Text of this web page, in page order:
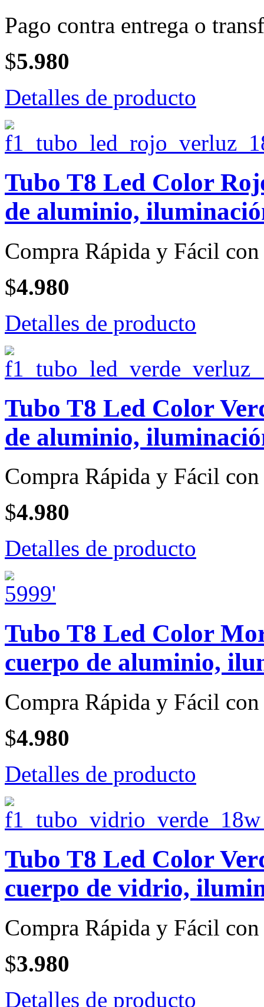
Pago contra entrega o
$5.980
Detalles de producto
Tubo T8 Led Color
de aluminio,
Compra Rápida y Fácil con
$4.980
Detalles de producto
Tubo T8 Led Color
de aluminio,
Compra Rápida y Fácil con
$4.980
Detalles de producto
Tubo T8 Led Color
cuerpo de aluminio,
Compra Rápida y Fácil con
$4.980
Detalles de producto
Tubo T8 Led Color
cuerpo de vidrio,
Compra Rápida y Fácil con
$3.980
Detalles de producto